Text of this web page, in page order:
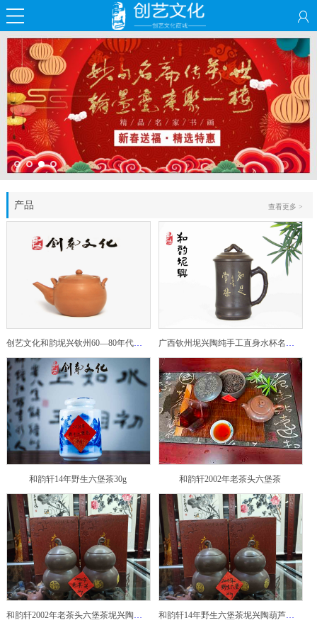
产品 查看更多 >
创艺文化和韵坭兴钦州60—80年代坭兴陶老壶——玉奎壶 广西钦州坭兴陶纯手工直身水杯名家陶瓷大师紫砂建水紫陶
和韵轩14年野生六堡茶30g 和韵轩2002年老茶头六堡茶
和韵轩2002年老茶头六堡茶坭兴陶葫芦茶罐 和韵轩14年野生六堡茶坭兴陶葫芦茶罐